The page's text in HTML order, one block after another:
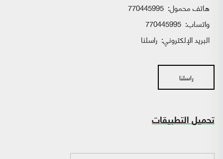
هاتف محمول: 770445995
واتساب:
البريد الإلكتروني: راسلنا
راسلنا
تحميل التطبيقات